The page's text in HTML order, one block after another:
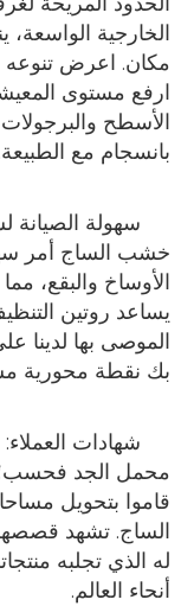
الخارجية
مكان. اعرض تنوعه
ارفع مستوى
الأسطح
بانسجام مع الطبيعة.
سهولة الصيانة
خشب الساج أمر
الأوساخ والبقع،
يساعد روتين
الموصى بها
بك نقطة محورية
شهادات العملاء:
محمل الجد فحسب؛
قاموا بتحويل
الساج. تشهد
له الذي تجلبه
أنحاء العالم.